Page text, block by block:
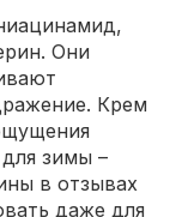
Они
Крем
зимы –
в отзывах
даже для